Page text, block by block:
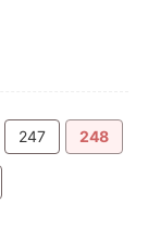
247 248